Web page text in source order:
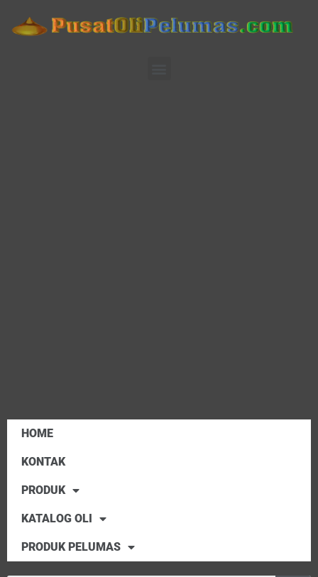
HOME
KONTAK
PRODUK
KATALOG OLI
PRODUK PELUMAS